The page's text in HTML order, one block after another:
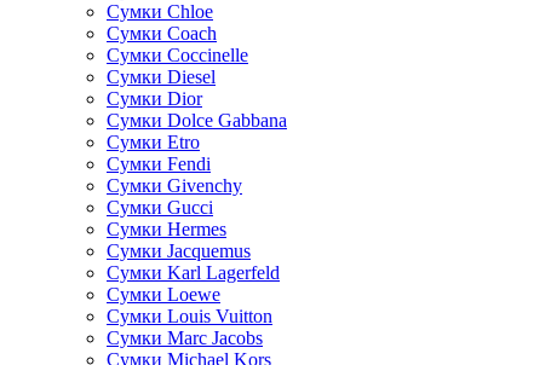
Сумки Chloe
Сумки Coach
Сумки Coccinelle
Сумки Diesel
Сумки Dior
Сумки Dolce Gabbana
Сумки Etro
Сумки Fendi
Сумки Givenchy
Сумки Gucci
Сумки Hermes
Сумки Jacquemus
Сумки Karl Lagerfeld
Сумки Loewe
Сумки Louis Vuitton
Сумки Marc Jacobs
Сумки Michael Kors